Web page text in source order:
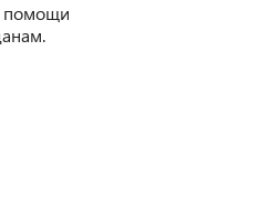
помощи